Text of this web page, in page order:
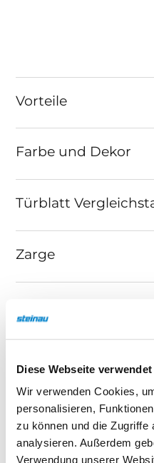
Diese Webseite
Wir verwenden Cookies,
personalisieren,
zu können und die Zugriffe
analysieren. Außerdem
Verwendung unserer
Vorteile
Farbe und Dekor
Türblatt
Zarge
Signum
ohne
Varianten